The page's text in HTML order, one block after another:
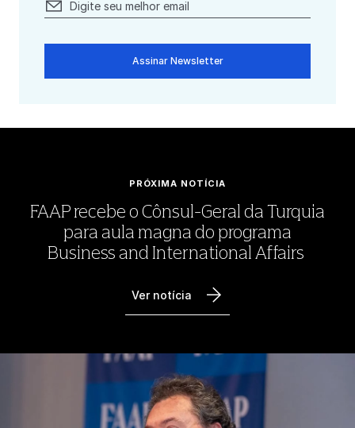
Assinar Newsletter
PRÓXIMA NOTÍCIA
FAAP recebe o Cônsul-Geral da Turquia
para aula magna do programa
Business and International Affairs
Ver notícia